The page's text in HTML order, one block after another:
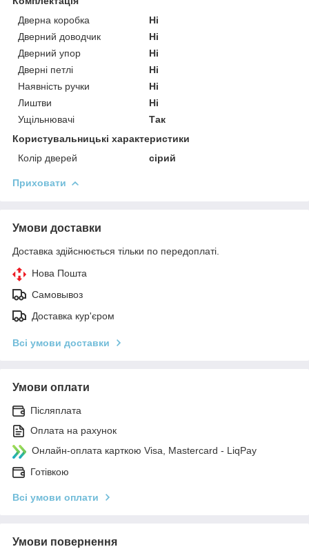
Дверна коробка
Ні
Дверний доводчик
Ні
Дверний упор
Ні
Дверні петлі
Ні
Наявність ручки
Ні
Лиштви
Ні
Ущільнювачі
Так
Користувальницькі характеристики
Колір дверей
сірий
Приховати
Умови доставки
Доставка здійснюється тільки по передоплаті.
Нова Пошта
Самовывоз
Доставка кур'єром
Всі умови доставки
Умови оплати
Післяплата
Оплата на рахунок
Онлайн-оплата карткою Visa, Mastercard - LiqPay
Готівкою
Всі умови оплати
Умови повернення